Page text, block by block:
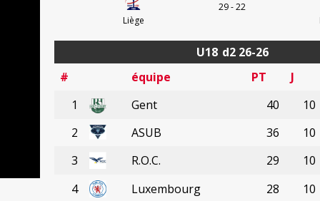
Liège
29 - 22
U18 d2 26-26
#
équipe PT
J
1
Gent 40
10
2
ASUB 36
10
3
R.O.C. 29
10
4
Luxembourg 28 10